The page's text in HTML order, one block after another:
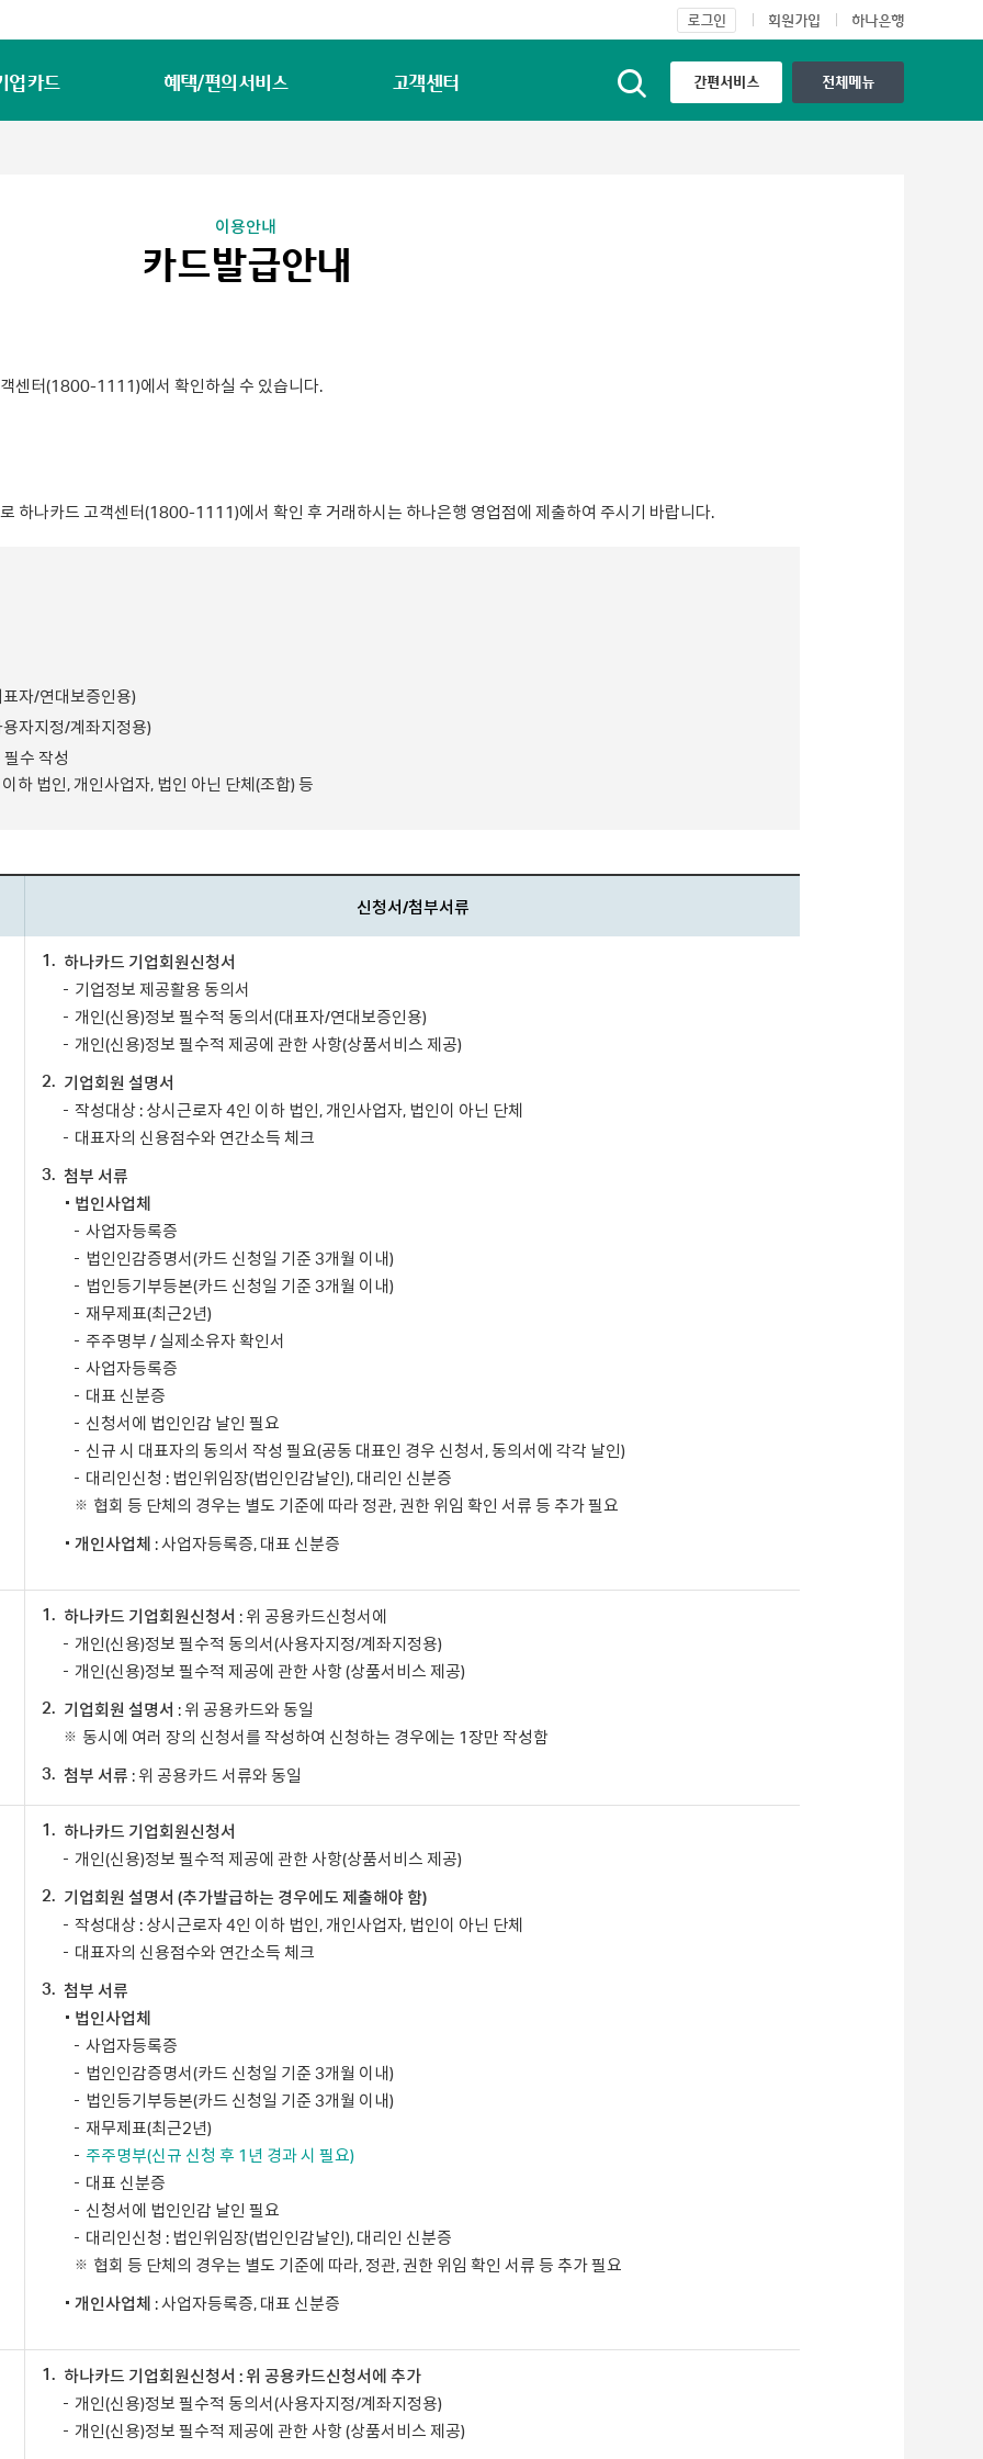
업카드 혜택/편의서비스 고객센터 간편서비스 전체메뉴
이용안내
카드발급안내
센터(1800-1111)에서 확인하실 수 있습니다.
하나카드 고객센터(1800-1111)에서 확인 후 거래하시는 하나은행 영업점에 제출하여 주시기 바랍니다.
자/연대보증인용)
자지정/계좌지정용)
수 작성
하 법인, 개인사업자, 법인 아닌 단체(조합) 등
신청서/첨부서류
1. 하나카드 기업회원신청서
기업정보 제공활용 동의서
개인(신용)정보 필수적 동의서(대표자/연대보증인용)
개인(신용)정보 필수적 제공에 관한 사항(상품서비스 제공)
2. 기업회원 설명서
작성대상 : 상시근로자 4인 이하 법인, 개인사업자, 법인이 아닌 단체
대표자의 신용점수와 연간소득 체크
3. 첨부 서류
법인사업체
사업자등록증
법인인감증명서(카드 신청일 기준 3개월 이내)
법인등기부등본(카드 신청일 기준 3개월 이내)
재무제표(최근2년)
주주명부 / 실제소유자 확인서
사업자등록증
대표 신분증
신청서에 법인인감 날인 필요
신규 시 대표자의 동의서 작성 필요(공동 대표인 경우 신청서, 동의서에 각각 날인)
대리인신청 : 법인위임장(법인인감날인), 대리인 신분증
협회 등 단체의 경우는 별도 기준에 따라 정관, 권한 위임 확인 서류 등 추가 필요
개인사업체 : 사업자등록증, 대표 신분증
1. 하나카드 기업회원신청서 : 위 공용카드신청서에
개인(신용)정보 필수적 동의서(사용자지정/계좌지정용)
개인(신용)정보 필수적 제공에 관한 사항 (상품서비스 제공)
2. 기업회원 설명서 : 위 공용카드와 동일
동시에 여러 장의 신청서를 작성하여 신청하는 경우에는 1장만 작성함
3. 첨부 서류 : 위 공용카드 서류와 동일
1. 하나카드 기업회원신청서
개인(신용)정보 필수적 제공에 관한 사항(상품서비스 제공)
2. 기업회원 설명서 (추가발급하는 경우에도 제출해야 함)
작성대상 : 상시근로자 4인 이하 법인, 개인사업자, 법인이 아닌 단체
대표자의 신용점수와 연간소득 체크
3. 첨부 서류
법인사업체
사업자등록증
법인인감증명서(카드 신청일 기준 3개월 이내)
법인등기부등본(카드 신청일 기준 3개월 이내)
재무제표(최근2년)
주주명부(신규 신청 후 1년 경과 시 필요)
대표 신분증
신청서에 법인인감 날인 필요
대리인신청 : 법인위임장(법인인감날인), 대리인 신분증
협회 등 단체의 경우는 별도 기준에 따라, 정관, 권한 위임 확인 서류 등 추가 필요
개인사업체 : 사업자등록증, 대표 신분증
1. 하나카드 기업회원신청서 : 위 공용카드신청서에 추가
개인(신용)정보 필수적 동의서(사용자지정/계좌지정용)
개인(신용)정보 필수적 제공에 관한 사항 (상품서비스 제공)